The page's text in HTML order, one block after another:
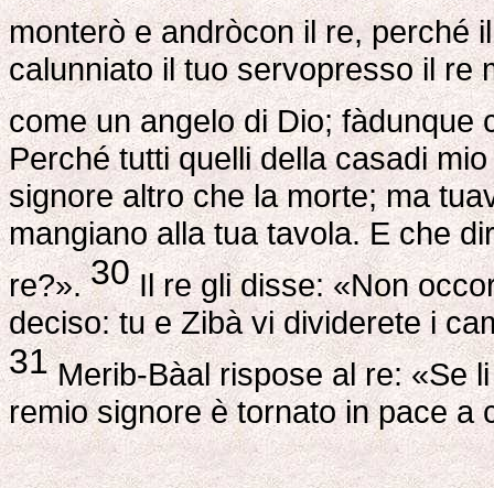
monterò e andròcon il re, perché
calunniato il tuo servopresso il re
come un angelo di Dio;
Perché tutti quelli della casadi
signore altro che la morte; ma
mangiano alla tua tavola. E che
re?».30Il re gli disse: «Non
deciso: tu e Zibà vi dividerete i
31Merib-Bàal rispose al re: «Se
remio signore è tornato in pace a